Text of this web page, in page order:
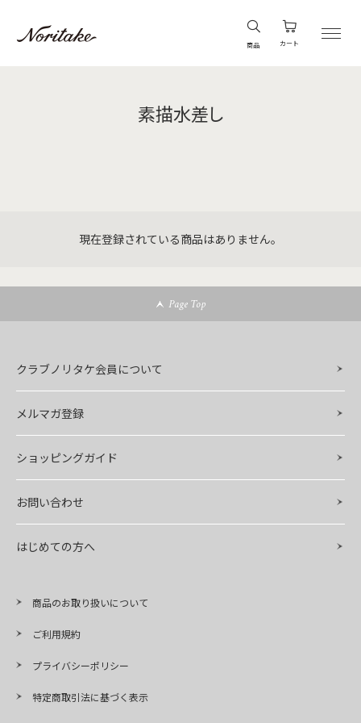
商品 カート
素描水差し
現在登録されている商品はありません。
Page Top
クラブノリタケ会員について
メルマガ登録
ショッピングガイド
お問い合わせ
はじめての方へ
商品のお取り扱いについて
ご利用規約
プライバシーポリシー
特定商取引法に基づく表示